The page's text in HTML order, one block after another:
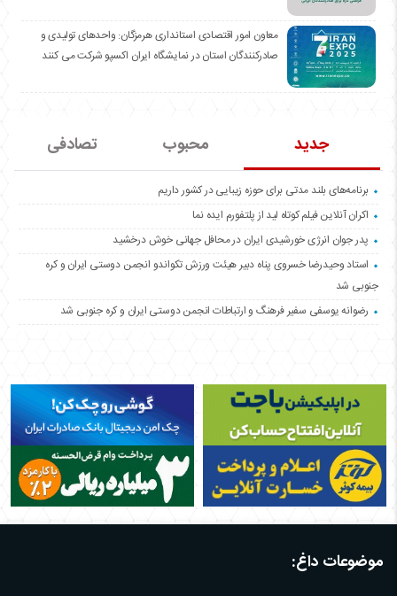
معاون امور اقتصادی استانداری هرمزگان: واحدهای تولیدی و
صادرکنندگان استان در نمایشگاه ایران اکسپو شرکت می کنند
جدید محبوب تصادفی
برنامه‌های بلند مدتی برای حوزه زیبایی در کشور داریم
اکران آنلاین فیلم کوتاه لید از پلتفورم ایده نما
پدر جوان انرژی خورشیدی ایران در محافل جهانی خوش درخشید
استاد وحیدرضا خسروی پناه دبیر هیئت ورزش تکواندو انجمن دوستی ایران و کره
جنوبی شد
رضوانه یوسفی سفیر فرهنگ و ارتباطات انجمن دوستی ایران و کره جنوبی شد
موضوعات داغ: